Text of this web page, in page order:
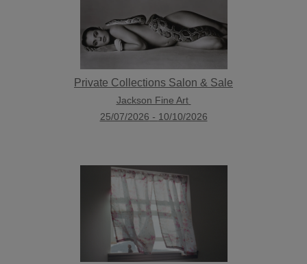
Private Collections Salon & Sale
Jackson Fine Art
25/07/2026 - 10/10/2026